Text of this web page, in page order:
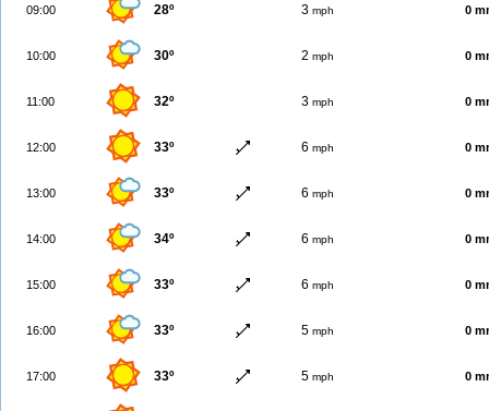
09:00 28º 3 mph 0
10:00 30º 2 mph 0
11:00 32º 3 mph 0
12:00 33º 6 mph 0
13:00 33º 6 mph 0
14:00 34º 6 mph 0
15:00 33º 6 mph 0
16:00 33º 5 mph 0
17:00 33º 5 mph 0